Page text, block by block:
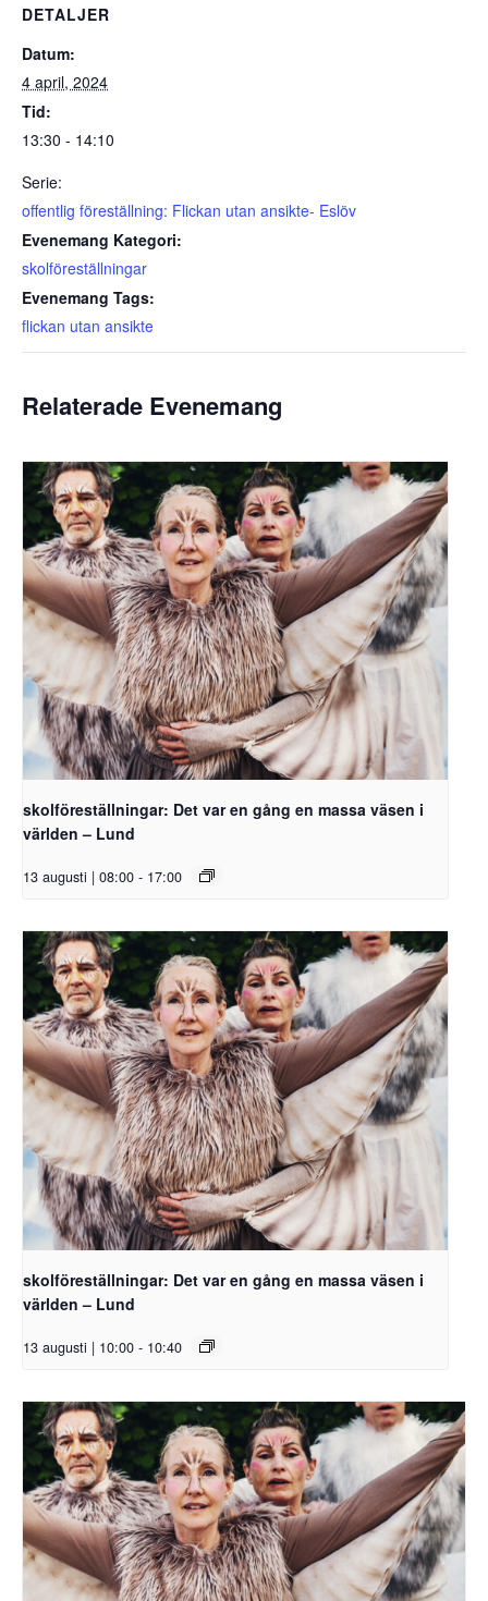
DETALJER
Datum:
4 april, 2024
Tid:
13:30 - 14:10
Serie:
offentlig föreställning: Flickan utan ansikte- Eslöv
Evenemang Kategori:
skolföreställningar
Evenemang Tags:
flickan utan ansikte
Relaterade Evenemang
skolföreställningar: Det var en gång en massa väsen i
världen – Lund
13 augusti | 08:00 - 17:00
skolföreställningar: Det var en gång en massa väsen i
världen – Lund
13 augusti | 10:00 - 10:40